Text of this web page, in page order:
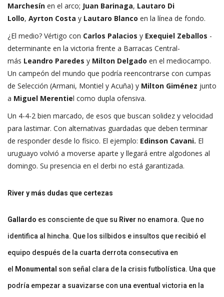
Marchesín en el arco; Juan Barinaga, Lautaro Di
Lollo, Ayrton Costa y Lautaro Blanco en la línea de fondo.
¿El medio? Vértigo con Carlos Palacios y Exequiel Zeballos -
determinante en la victoria frente a Barracas Central-
más Leandro Paredes y Milton Delgado en el mediocampo.
Un campeón del mundo que podría reencontrarse con cumpas
de Selección (Armani, Montiel y Acuña) y Milton Giménez junto
a Miguel Merentiel como dupla ofensiva.
Un 4-4-2 bien marcado, de esos que buscan solidez y velocidad
para lastimar. Con alternativas guardadas que deben terminar
de responder desde lo físico. El ejemplo: Edinson Cavani. El
uruguayo volvió a moverse aparte y llegará entre algodones al
domingo. Su presencia en el derbi no está garantizada.
River y más dudas que certezas
Gallardo es consciente de que su River no enamora. Que no
identifica al hincha. Que los silbidos e insultos que recibió el
equipo después de la cuarta derrota consecutiva en
el Monumental son señal clara de la crisis futbolística. Una que
podría empezar a suavizarse con una eventual victoria en la